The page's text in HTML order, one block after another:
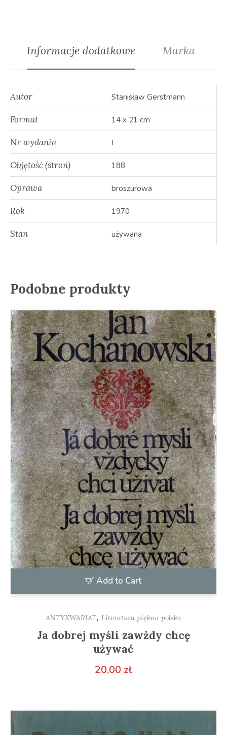
Informacje dodatkowe Marka
Autor Stanisław Gerstmann
Format 14 x 21 cm
Nr wydania I
Objętość (stron) 188
Oprawa broszurowa
Rok 1970
Stan używana
Podobne produkty
Add to Cart
ANTYKWARIAT, Literatura piękna polska
Ja dobrej myśli zawżdy chcę
używać
20,00 zł